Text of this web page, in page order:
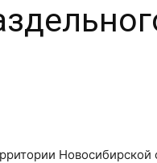
Новосибирской